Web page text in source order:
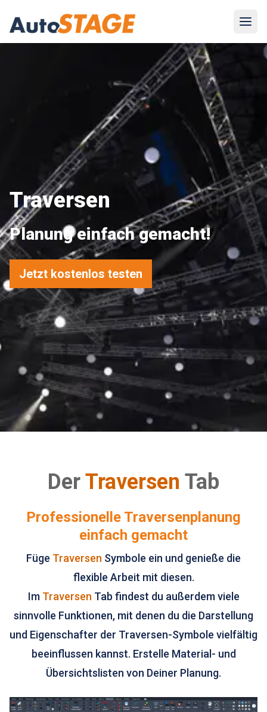
Traversen
Planung einfach gemacht!
Jetzt kostenlos testen
DerTraversen Tab
Professionelle Traversenplanung
einfach gemacht
Füge Traversen Symbole ein und genieße die
flexible Arbeit mit diesen.
Im Traversen Tab findest du außerdem viele
sinnvolle Funktionen, mit denen du die Darstellung
und Eigenschafter der Traversen-Symbole vielfältig
beeinflussen kannst. Erstelle Material- und
Übersichtslisten von Deiner Planung.